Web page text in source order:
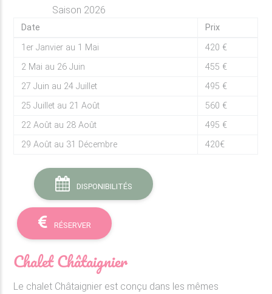
Saison 2026
Date
Prix
1er Janvier au 1 Mai
420 €
2 Mai au 26 Juin
455 €
27 Juin au 24 Juillet
495 €
25 Juillet au 21 Août
560 €
22 Août au 28 Août
495 €
29 Août au 31 Décembre
420€
DISPONIBILITÉS
RÉSERVER
Chalet Châtaignier
Le chalet Châtaignier est conçu dans les mêmes